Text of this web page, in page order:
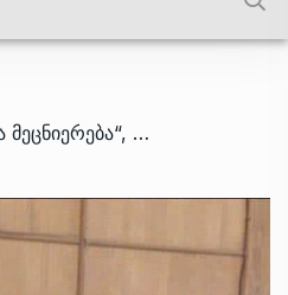
/ „ღია ინოვაციები“, „ღია მეცნიერება“, ეროვნული ინოვაციური სისტემა და მისი მოდელები